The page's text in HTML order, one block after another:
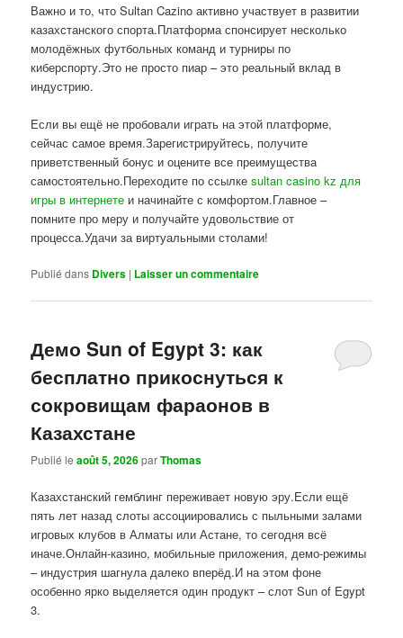
Важно и то, что Sultan Cazino активно участвует в развитии
казахстанского спорта.Платформа спонсирует несколько
молодёжных футбольных команд и турниры по
киберспорту.Это не просто пиар – это реальный вклад в
индустрию.
Если вы ещё не пробовали играть на этой платформе,
сейчас самое время.Зарегистрируйтесь, получите
приветственный бонус и оцените все преимущества
самостоятельно.Переходите по ссылкеsultan casino kz для
игры в интернете и начинайте с комфортом.Главное –
помните про меру и получайте удовольствие от
процесса.Удачи за виртуальными столами!
Publié dans Divers | Laisser un commentaire
Демо Sun of Egypt 3: как
бесплатно прикоснуться к
сокровищам фараонов в
Казахстане
Publié leaoût 5, 2026parThomas
Казахстанский гемблинг переживает новую эру.Если ещё
пять лет назад слоты ассоциировались с пыльными залами
игровых клубов в Алматы или Астане, то сегодня всё
иначе.Онлайн-казино, мобильные приложения, демо-режимы
– индустрия шагнула далеко вперёд.И на этом фоне
особенно ярко выделяется один продукт – слот Sun of Egypt
3.